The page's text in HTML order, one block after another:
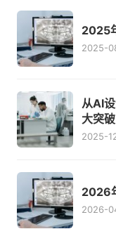
2025
2025-
从AI
大突破
2025-
2026
2026-